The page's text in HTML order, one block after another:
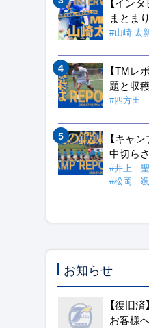
まとま
#山崎 太
【TMレ
題と収
#四方田
【キャ
中切ら
#井上
#松岡
お知らせ
【復旧
お客様